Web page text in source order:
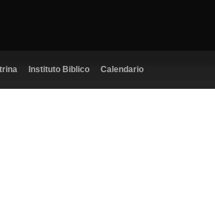
Instituto Biblico Calendario